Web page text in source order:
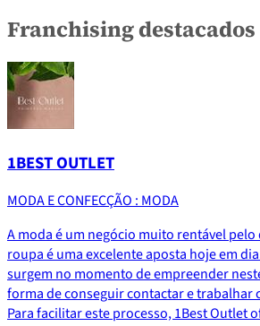
Franchising destacados
1BEST OUTLET
MODA E CONFECÇÃO : MODA
A moda é um negócio muito rentável
roupa é uma excelente aposta hoje em
surgem no momento de empreender
forma de conseguir contactar e trabalhar
Para facilitar este processo, 1Best Outlet